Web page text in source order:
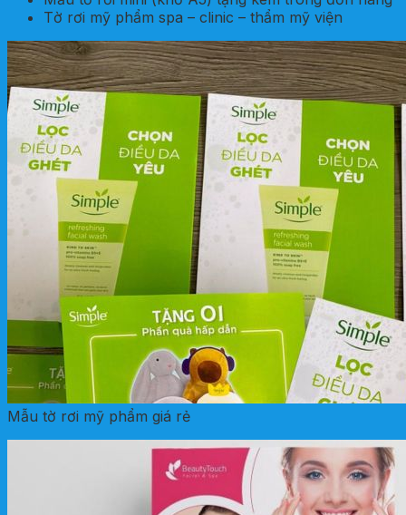
Tờ rơi mỹ phẩm spa – clinic – thẩm mỹ viện
Mẫu tờ rơi mỹ phẩm giá rẻ